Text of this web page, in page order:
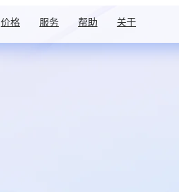
价格 服务 帮助 关于